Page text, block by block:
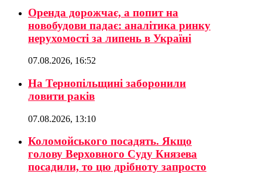
Оренда дорожчає, а попит на
новобудови падає: аналітика ринку
нерухомості за липень в Україні
07.08.2026, 16:52
На Тернопільщині заборонили
ловити раків
07.08.2026, 13:10
Коломойського посадять. Якщо
голову Верховного Суду Князева
посадили, то цю дрібноту запросто